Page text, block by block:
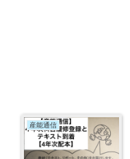
産能通信